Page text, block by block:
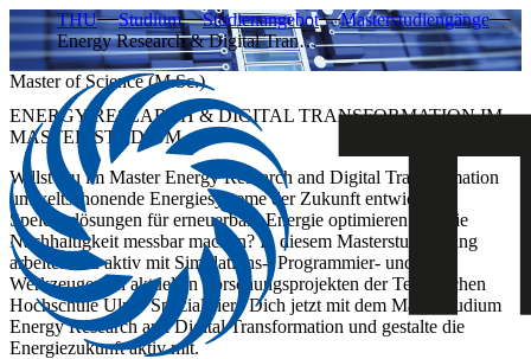
THU Studium Studienangebot
Masterstudiengänge
Energy Research & Digital Tran…
Master of Science (M.Sc.)
ENERGY RESEARCH & DIGITAL TRANSFORMATION IM
MASTER-STUDIUM
Willst Du im Master Energy Research and Digital Transformation
umweltschonende Energiesysteme der Zukunft entwickeln,
Speicherlösungen für erneuerbare Energie optimieren und die
Nachhaltigkeit messbar machen? In diesem Masterstudiengang
arbeitest Du aktiv mit Simulations-, Programmier- und KI-
Werkzeugen an aktuellen Forschungsprojekten der Technischen
Hochschule Ulm. Spezialisiere Dich jetzt mit dem Masterstudium
Energy Research and Digital Transformation und gestalte die
Energiezukunft aktiv mit.